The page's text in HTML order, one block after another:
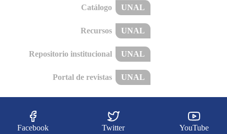
Catálogo UNAL
Recursos UNAL
Repositorio institucional UNAL
Portal de revistas UNAL
Facebook Twitter YouTube